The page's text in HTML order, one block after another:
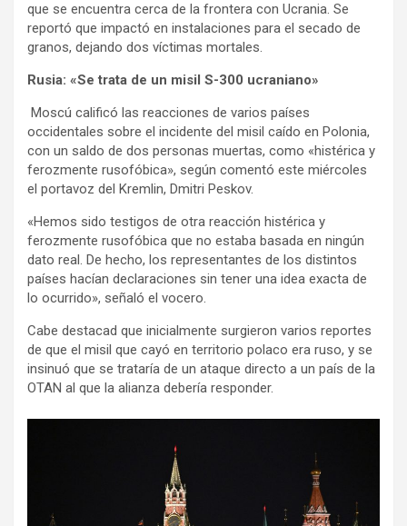
que se encuentra cerca de la frontera con Ucrania. Se
reportó que impactó en instalaciones para el secado de
granos, dejando dos víctimas mortales.
Rusia: «Se trata de un misil S-300 ucraniano»
Moscú calificó las reacciones de varios países
occidentales sobre el incidente del misil caído en Polonia,
con un saldo de dos personas muertas, como «histérica y
ferozmente rusofóbica», según comentó este miércoles
el portavoz del Kremlin, Dmitri Peskov.
«Hemos sido testigos de otra reacción histérica y
ferozmente rusofóbica que no estaba basada en ningún
dato real. De hecho, los representantes de los distintos
países hacían declaraciones sin tener una idea exacta de
lo ocurrido», señaló el vocero.
Cabe destacad que inicialmente surgieron varios reportes
de que el misil que cayó en territorio polaco era ruso, y se
insinuó que se trataría de un ataque directo a un país de la
OTAN al que la alianza debería responder.